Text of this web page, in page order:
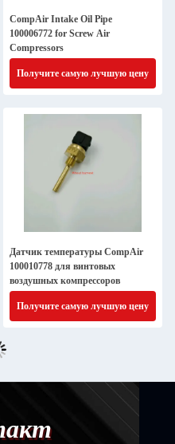
CompAir Intake Oil Pipe
100006772 for Screw Air
Compressors
Получите самую лучшую цену
Датчик температуры CompAir
100010778 для винтовых
воздушных компрессоров
Получите самую лучшую цену